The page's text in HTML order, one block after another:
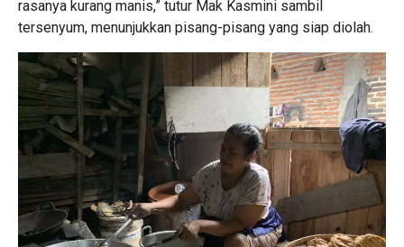
rasanya kurang manis,” tutur Mak Kasmini sambil
tersenyum, menunjukkan pisang-pisang yang siap diolah.